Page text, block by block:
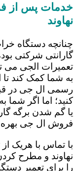
خدمات پس از
نهاوند
چنانچه دستگاه
گارانتی شرکتی
تعمیرات الجی می
به شما کمک کند تا
رسمی ال جی در
کنید؛ اما اگر شما
یا گم شدن برگه
فروش ال جی بهره
با تماس با هریک
نهاوند و مطرح
را برای تعمیر